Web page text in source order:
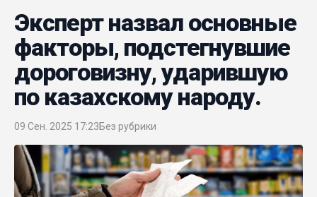
Эксперт назвал основные
факторы, подстегнувшие
дороговизну, ударившую
по казахскому народу.
09 Сен. 2025 17:23Без рубрики